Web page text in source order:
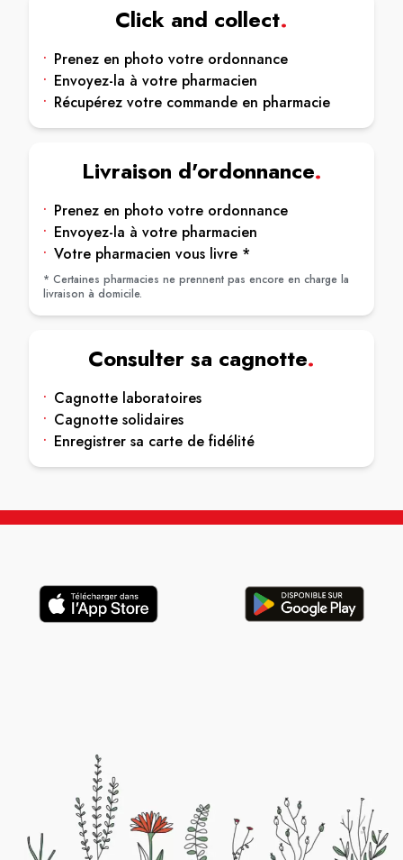
Click and collect.
• Prenez en photo votre ordonnance
• Envoyez-la à votre pharmacien
• Récupérez votre commande en pharmacie
Livraison d'ordonnance.
• Prenez en photo votre ordonnance
• Envoyez-la à votre pharmacien
• Votre pharmacien vous livre *
* Certaines pharmacies ne prennent pas encore en charge la
livraison à domicile.
Consulter sa cagnotte.
• Cagnotte laboratoires
• Cagnotte solidaires
• Enregistrer sa carte de fidélité